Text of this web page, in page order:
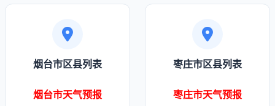
烟台市区县列表
烟台市天气预报
枣庄市区县列表
枣庄市天气预报